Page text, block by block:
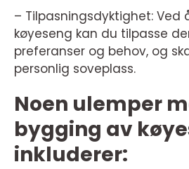
– Tilpasningsdyktighet: Ved
køyeseng kan du tilpasse
preferanser og behov, og
personlig soveplass.
Noen ulemper
bygging av
inkluderer: